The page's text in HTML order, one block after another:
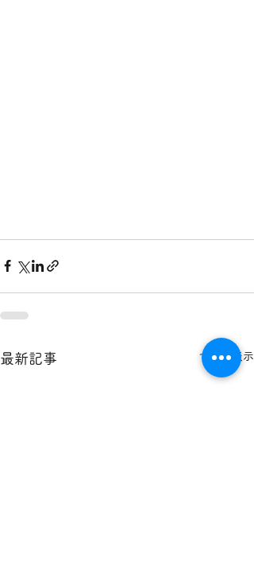
最新記事 すべて表示